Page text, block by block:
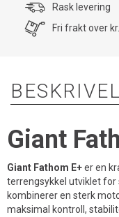
Rask levering
Fri frakt over
Giant
Giant Fathom E+er en
terrengsykkel utviklet for
kombinerer en sterk
maksimal kontroll,